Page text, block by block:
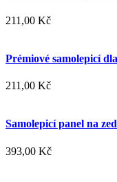
211,00 Kč
Prémiové samolepicí
211,00 Kč
Samolepicí panel na
393,00 Kč